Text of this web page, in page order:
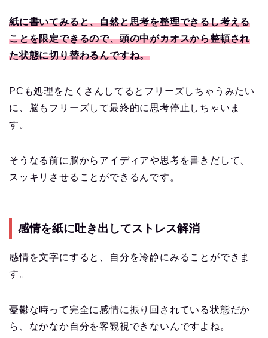
紙に書いてみると、自然と思考を整理できるし考える
ことを限定できるので、頭の中がカオスから整頓され
た状態に切り替わるんですね。
PCも処理をたくさんしてるとフリーズしちゃうみたい
に、脳もフリーズして最終的に思考停止しちゃいま
す。
そうなる前に脳からアイディアや思考を書きだして、
スッキリさせることができるんです。
感情を紙に吐き出してストレス解消
感情を文字にすると、自分を冷静にみることができま
す。
憂鬱な時って完全に感情に振り回されている状態だか
ら、なかなか自分を客観視できないんですよね。